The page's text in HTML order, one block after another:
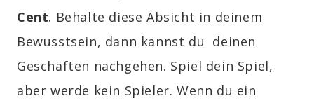
Cent. Behalte diese Absicht in deinem
Bewusstsein, dann kannst du deinen
Geschäften nachgehen. Spiel dein Spiel,
aber werde kein Spieler. Wenn du ein